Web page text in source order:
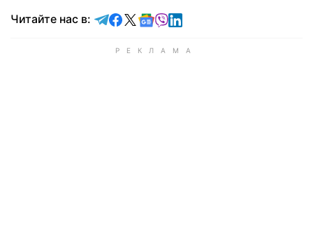
Читайте нас в: Читайте в Telegram
Читайте в Facebook
Читайте в X
Читайте в Google news
Читайте в Viber
Читайте в LinkedIn